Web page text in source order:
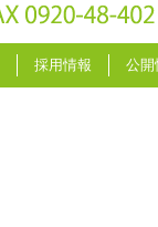
採用情報 公開